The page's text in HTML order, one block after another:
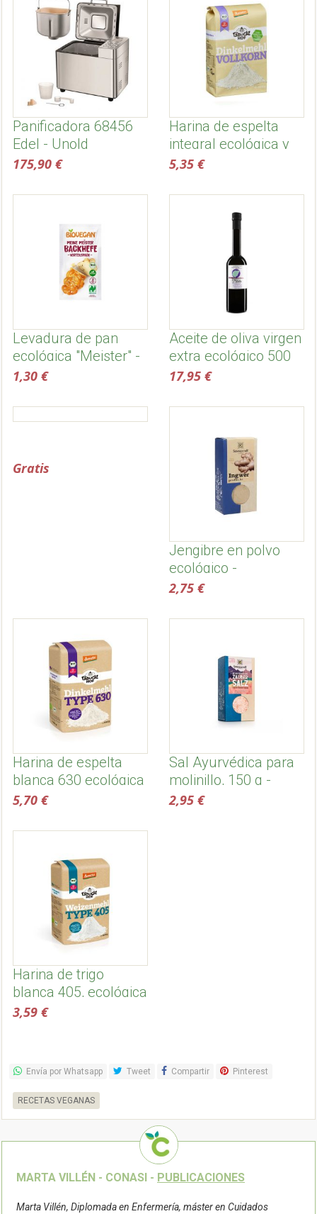
Panificadora 68456
Edel - Unold
175,90 €
Harina de espelta
integral ecológica y
biodinámica, 1kg -
5,35 €
Levadura de pan
ecológica "Meister" -
Biovegan
1,30 €
Aceite de oliva virgen
extra ecológico 500
ml, temprano -
17,95 €
Gratis
Jengibre en polvo
ecológico -
Sonnentor
2,75 €
Harina de espelta
blanca 630 ecológica
y biodinámica, 1kg -
5,70 €
Sal Ayurvédica para
molinillo, 150 g -
Sonnentor
2,95 €
Harina de trigo
blanca 405, ecológica
y biodinámica -
3,59 €
Envía por Whatsapp Tweet Compartir Pinterest
RECETAS VEGANAS
MARTA VILLÉN - CONASI - PUBLICACIONES
Marta Villén, Diplomada en Enfermería, máster en Cuidados